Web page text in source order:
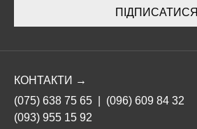
ПІДПИСАТИСЯ
КОНТАКТИ →
(075) 638 75 65
(096) 609 84 32
(093) 955 15 92